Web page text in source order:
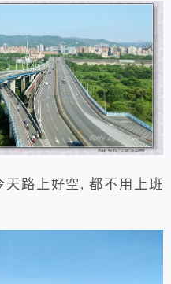
路上好空, 都不用上班